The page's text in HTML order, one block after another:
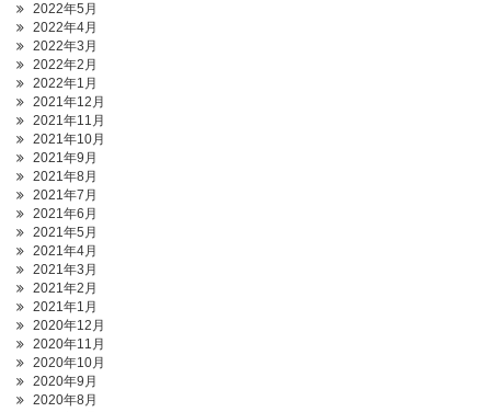
2022年5月
2022年4月
2022年3月
2022年2月
2022年1月
2021年12月
2021年11月
2021年10月
2021年9月
2021年8月
2021年7月
2021年6月
2021年5月
2021年4月
2021年3月
2021年2月
2021年1月
2020年12月
2020年11月
2020年10月
2020年9月
2020年8月